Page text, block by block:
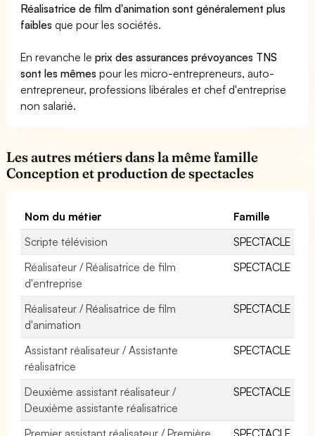
Réalisatrice de film d'animation sont généralement plus
faibles que pour les sociétés.
En revanche leprix des assurances prévoyances TNS
sont les mêmes pour les micro-entrepreneurs, auto-
entrepreneur, professions libérales et chef d'entreprise
non salarié.
Les autres métiers dans la même famille
Conception et production de spectacles
Nom du métier
Famille
Scripte télévision
SPECTACLE
Réalisateur / Réalisatrice de film
d'entreprise
SPECTACLE
Réalisateur / Réalisatrice de film
d'animation
SPECTACLE
Assistant réalisateur / Assistante
réalisatrice
SPECTACLE
Deuxième assistant réalisateur /
Deuxième assistante réalisatrice
SPECTACLE
Premier assistant réalisateur / Première SPECTACLE